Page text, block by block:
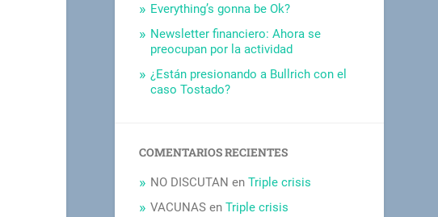
Everything’s gonna be Ok?
Newsletter financiero: Ahora se
preocupan por la actividad
¿Están presionando a Bullrich con el
caso Tostado?
COMENTARIOS RECIENTES
NO DISCUTAN enTriple crisis
VACUNAS enTriple crisis